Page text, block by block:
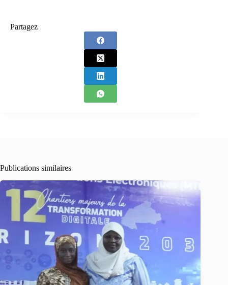
Partagez
Publications similaires